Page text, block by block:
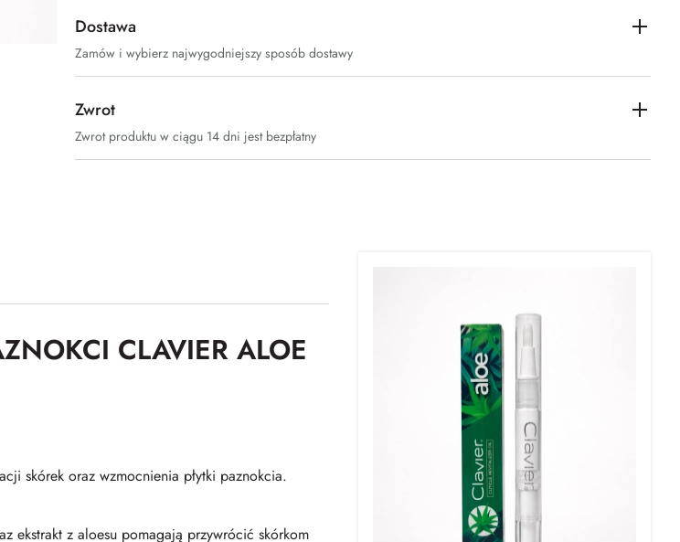
Dostawa
Zamów i wybierz najwygodniejszy sposób dostawy
Zwrot
Zwrot produktu w ciągu 14 dni jest bezpłatny
CLAVIER ALOE
skórek oraz wzmocnienia płytki paznokcia.
ekstrakt z aloesu pomagają przywrócić skórkom